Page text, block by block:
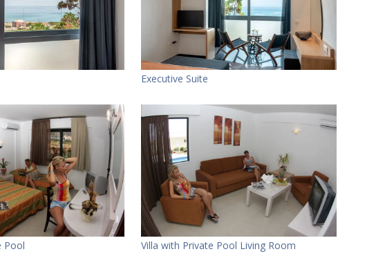
Executive Suite
Pool Villa with Private Pool Living Room